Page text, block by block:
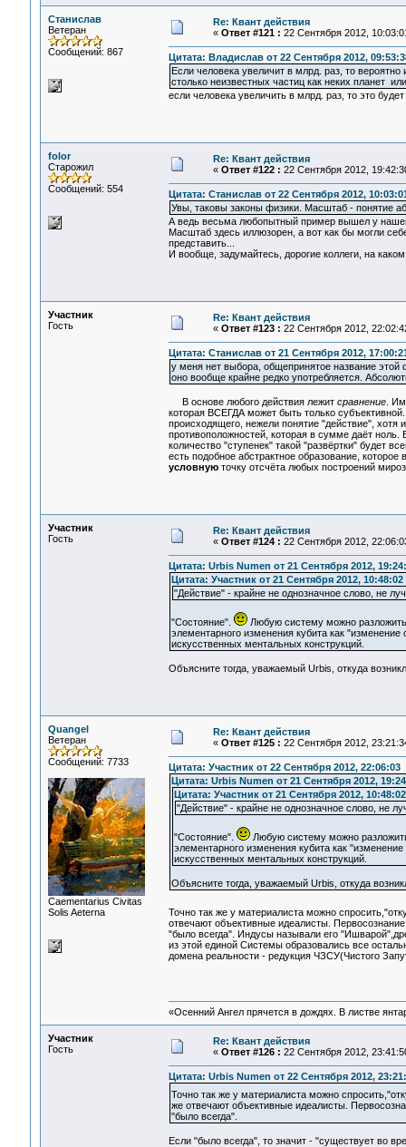
Станислав
Ветеран
Сообщений: 867
Re: Квант действия
« Ответ #121 : 22 Сентября 2012,
Цитата: Владислав от 22 Сентября 2012,
Если человека увеличит в млрд. раз, то
столько неизвестных частиц как неких планет
если человека увеличить в млрд. раз, то это
folor
Старожил
Сообщений: 554
Re: Квант действия
« Ответ #122 : 22 Сентября 2012,
Цитата: Станислав от 22 Сентября 2012,
Увы, таковы законы физики. Масштаб - понятие
А ведь весьма любопытный пример вышел у
Масштаб здесь иллюзорен, а вот как бы могли
представить...
И вообще, задумайтесь, дорогие коллеги, на
Участник
Гость
Re: Квант действия
« Ответ #123 : 22 Сентября 2012,
Цитата: Станислав от 21 Сентября 2012,
у меня нет выбора, общепринятое название этой
оно вообще крайне редко употребляется.
В основе любого действия лежит сравнение.
которая ВСЕГДА может быть только
происходящего, нежели понятие "действие",
противоположностей, которая в сумме даёт
количество "ступенек" такой "развёртки" будет
есть подобное абстрактное образование,
условнуюточку отсчёта любых построений
Участник
Гость
Re: Квант действия
« Ответ #124 : 22 Сентября 2012,
Цитата: Urbis Numen от 21 Сентября 2012,
Цитата: Участник от 21 Сентября 2012, 10:48:02
"Действие" - крайне не однозначное слово, не
"Состояние".
Любую систему можно разложить
элементарного изменения кубита как
искусственных ментальных конструкций.
Объясните тогда, уважаемый Urbis, откуда
Quangel
Ветеран
Сообщений: 7733
Сaementarius Civitas
Solis Aeterna
Re: Квант действия
« Ответ #125 : 22 Сентября 2012,
Цитата: Участник от 22 Сентября 2012, 22:06:03
Цитата: Urbis Numen от 21 Сентября 2012,
Цитата: Участник от 21 Сентября 2012, 10:48:02
"Действие" - крайне не однозначное слово, не
"Состояние".
Любую систему можно
элементарного изменения кубита как
искусственных ментальных конструкций.
Объясните тогда, уважаемый Urbis, откуда
Точно так же у материалиста можно
отвечают объективные идеалисты.
"было всегда". Индусы называли его
из этой единой Системы образовались все
домена реальности - редукция ЧЗСУ(Чистого
«Осенний Ангел прячется в дождях. В листве
Участник
Гость
Re: Квант действия
« Ответ #126 : 22 Сентября 2012,
Цитата: Urbis Numen от 22 Сентября 2012,
Точно так же у материалиста можно
же отвечают объективные идеалисты.
"было всегда".
Если "было всегда", то значит - "существует во